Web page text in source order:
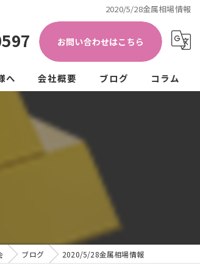
2020/5/28金属相場情報
お問い合わせはこちら
へ 会社概要 ブログ コラム
ブログ 2020/5/28金属相場情報